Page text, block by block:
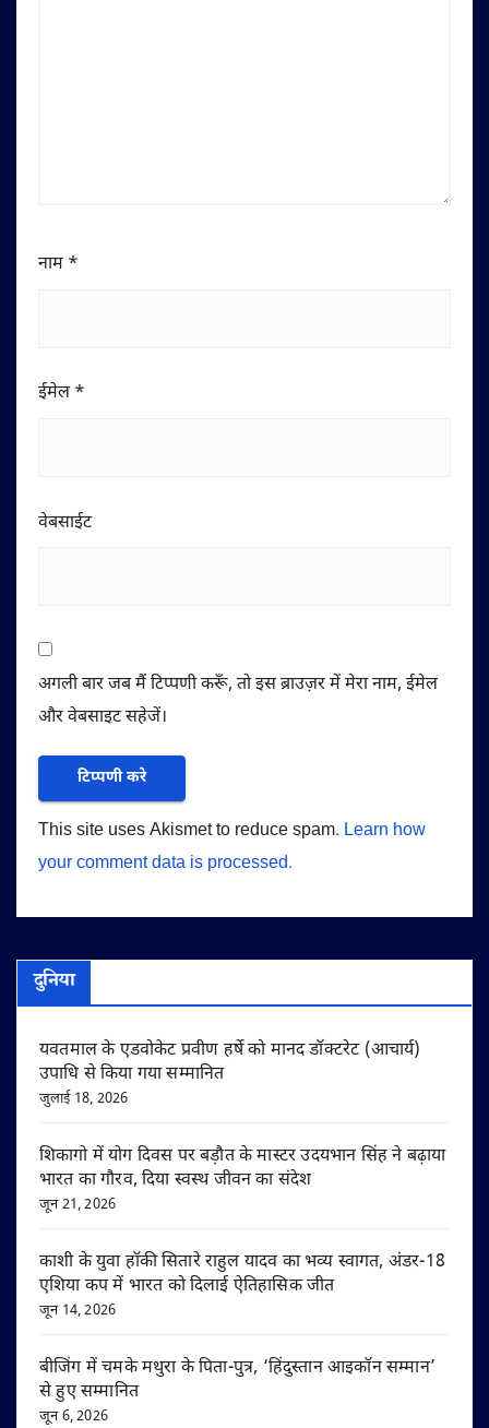
नाम *
ईमेल *
वेबसाईट
अगली बार जब मैं टिप्पणी करूँ, तो इस ब्राउज़र में मेरा नाम, ईमेल
और वेबसाइट सहेजें।
This site uses Akismet to reduce spam. Learn how
your comment data is processed.
दुनिया
यवतमाल के एडवोकेट प्रवीण हर्षे को मानद डॉक्टरेट (आचार्य)
उपाधि से किया गया सम्मानित
जुलाई 18, 2026
शिकागो में योग दिवस पर बड़ौत के मास्टर उदयभान सिंह ने बढ़ाया
भारत का गौरव, दिया स्वस्थ जीवन का संदेश
जून 21, 2026
काशी के युवा हॉकी सितारे राहुल यादव का भव्य स्वागत, अंडर-18
एशिया कप में भारत को दिलाई ऐतिहासिक जीत
जून 14, 2026
बीजिंग में चमके मथुरा के पिता-पुत्र, ‘हिंदुस्तान आइकॉन सम्मान’
से हुए सम्मानित
जून 6, 2026